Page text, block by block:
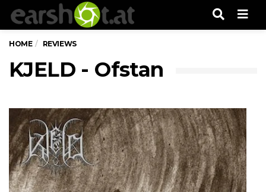
HOME REVIEWS
KJELD - Ofstan